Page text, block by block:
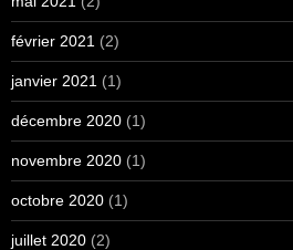
février 2021 (2)
janvier 2021 (1)
décembre 2020 (1)
novembre 2020 (1)
octobre 2020 (1)
juillet 2020 (2)